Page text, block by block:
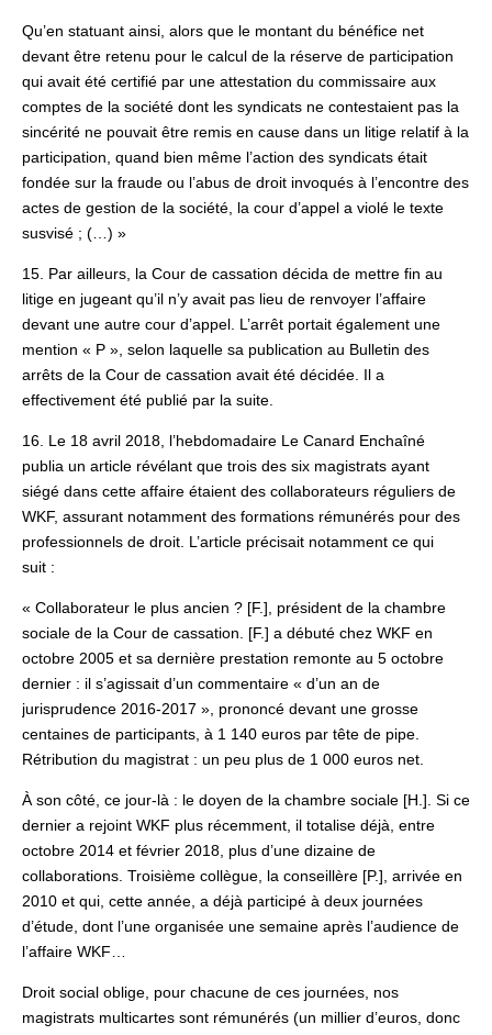
Qu’en statuant ainsi, alors que le montant du bénéfice net
devant être retenu pour le calcul de la réserve de participation
qui avait été certifié par une attestation du commissaire aux
comptes de la société dont les syndicats ne contestaient pas la
sincérité ne pouvait être remis en cause dans un litige relatif à la
participation, quand bien même l’action des syndicats était
fondée sur la fraude ou l’abus de droit invoqués à l’encontre des
actes de gestion de la société, la cour d’appel a violé le texte
susvisé ; (…) »
15. Par ailleurs, la Cour de cassation décida de mettre fin au
litige en jugeant qu’il n’y avait pas lieu de renvoyer l’affaire
devant une autre cour d’appel. L’arrêt portait également une
mention « P », selon laquelle sa publication au Bulletin des
arrêts de la Cour de cassation avait été décidée. Il a
effectivement été publié par la suite.
16. Le 18 avril 2018, l’hebdomadaire Le Canard Enchaîné
publia un article révélant que trois des six magistrats ayant
siégé dans cette affaire étaient des collaborateurs réguliers de
WKF, assurant notamment des formations rémunérés pour des
professionnels de droit. L’article précisait notamment ce qui
suit :
« Collaborateur le plus ancien ? [F.], président de la chambre
sociale de la Cour de cassation. [F.] a débuté chez WKF en
octobre 2005 et sa dernière prestation remonte au 5 octobre
dernier : il s’agissait d’un commentaire « d’un an de
jurisprudence 2016‑2017 », prononcé devant une grosse
centaines de participants, à 1 140 euros par tête de pipe.
Rétribution du magistrat : un peu plus de 1 000 euros net.
À son côté, ce jour-là : le doyen de la chambre sociale [H.]. Si ce
dernier a rejoint WKF plus récemment, il totalise déjà, entre
octobre 2014 et février 2018, plus d’une dizaine de
collaborations. Troisième collègue, la conseillère [P.], arrivée en
2010 et qui, cette année, a déjà participé à deux journées
d’étude, dont l’une organisée une semaine après l’audience de
l’affaire WKF…
Droit social oblige, pour chacune de ces journées, nos
magistrats multicartes sont rémunérés (un millier d’euros, donc